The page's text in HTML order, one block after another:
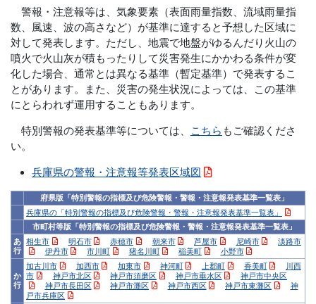
警報・注意報等は、気象要素（表面雨量指数、流域雨量指
数、風速、波の高さなど）が基準に達すると予想した区域に
対して発表します。ただし、地震で地盤がゆるんだり火山の
噴火で火山灰が積もったりして災害発生にかかわる条件が変
化した場合、通常とは異なる基準（暫定基準）で発表するこ
とがあります。また、災害の発生状況によっては、この基準
にとらわれず運用することもあります。
特別警報の発表基準等については、 こちら もご確認くださ
い。
兵庫県の警報・注意報等発表区域図
府県版「特別警報の指標及び危険警報・警報・注意報発表基準一覧表」
兵庫県の「特別警報の指標及び危険警報・警報・注意報発表基準一覧表」
市町村等版「特別警報の指標及び危険警報・警報・注意報発表基準一覧表」
あ
行
相生市 明石市 赤穂市 朝来市 芦屋市 尼崎市
淡路市
伊丹市
市川町 猪名川町 稲美町 小野市
か
行
加古川市 加西市 加東市 神河町 上郡町 香美町
川西
市
神戸市北区 神戸市須磨区 神戸市垂水区
神戸市中央区
神戸市長田区
神戸市灘区 神戸市西区 神戸市東灘区
神
戸市兵庫区